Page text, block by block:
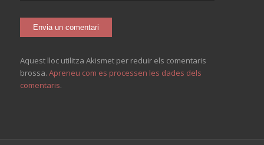
Aquest lloc utilitza Akismet per reduir els comentaris
brossa. Apreneu com es processen les dades dels
comentaris.